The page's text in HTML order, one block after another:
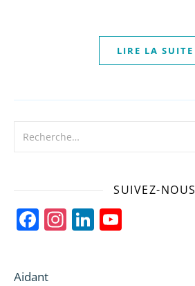
LIRE LA SUITE
SUIVEZ-NOUS
Facebook
Instagram
LinkedIn
Aidant